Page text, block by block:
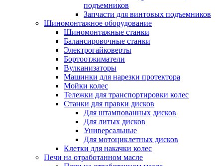
подъемников
Запчасти для винтовых подъемников
Шиномонтажное оборудование
Шиномонтажные станки
Балансировочные станки
Электрогайковерты
Бортоотжиматели
Вулканизаторы
Машинки для нарезки протектора
Мойки колес
Тележки для транспортировки колес
Станки для правки дисков
Для штампованных дисков
Для литых дисков
Универсальные
Для мотоциклетных дисков
Клетки для накачки колес
Печи на отработанном масле